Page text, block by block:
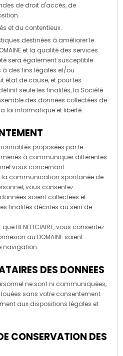
de droit d'accès, de
et du contentieux.
destinées à améliorer le
et la qualité des services
sera également susceptible
à des fins légales et/ou
état de cause, et pour les
seule les finalités, la Société
des données collectées de
loi informatique et liberté.
proposées par le
à communiquer différentes
vous concernant.
la communication spontanée de
vous consentez
soient collectées et
finalités décrites au sein de
BENEFICIAIRE, vous consentez
au DOMAINE soient
navigation.
DES DONNEES
ne sont ni communiquées,
sans votre consentement
aux dispositions légales et
CONSERVATION DES